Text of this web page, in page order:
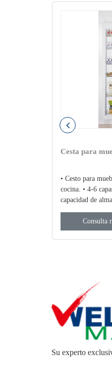
Cesta para
• Cesto para
cocina. • 4-6
capacidad de
de 160 kg a 240
Consulta
Su experto